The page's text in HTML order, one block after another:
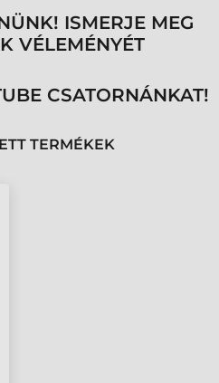
ISMERJE MEG
VÉLEMÉNYÉT
CSATORNÁNKAT!
TERMÉKEK